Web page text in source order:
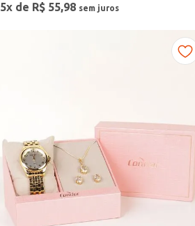
5x de R$ 55,98